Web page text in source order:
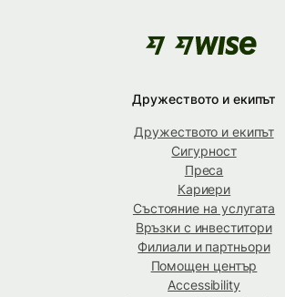
Дружеството и екипът
Дружеството и екипът
Сигурност
Преса
Кариери
Състояние на услугата
Връзки с инвеститори
Филиали и партньори
Помощен център
Accessibility